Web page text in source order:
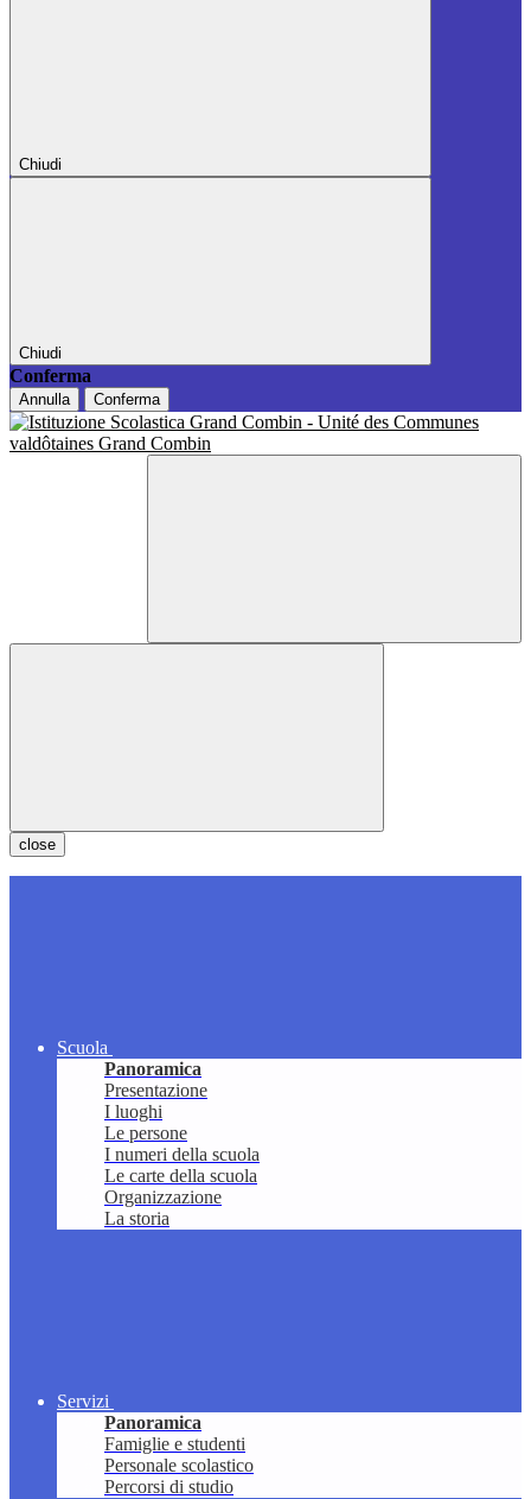
Chiudi
Chiudi
Conferma
Annulla Conferma
close
Scuola
Panoramica
Presentazione
I luoghi
Le persone
I numeri della scuola
Le carte della scuola
Organizzazione
La storia
Servizi
Panoramica
Famiglie e studenti
Personale scolastico
Percorsi di studio